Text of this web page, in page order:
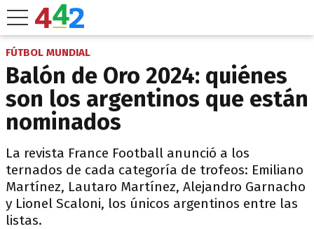
FÚTBOL MUNDIAL
Balón de Oro 2024: quiénes
son los argentinos que están
nominados
La revista France Football anunció a los
ternados de cada categoría de trofeos: Emiliano
Martínez, Lautaro Martínez, Alejandro Garnacho
y Lionel Scaloni, los únicos argentinos entre las
listas.